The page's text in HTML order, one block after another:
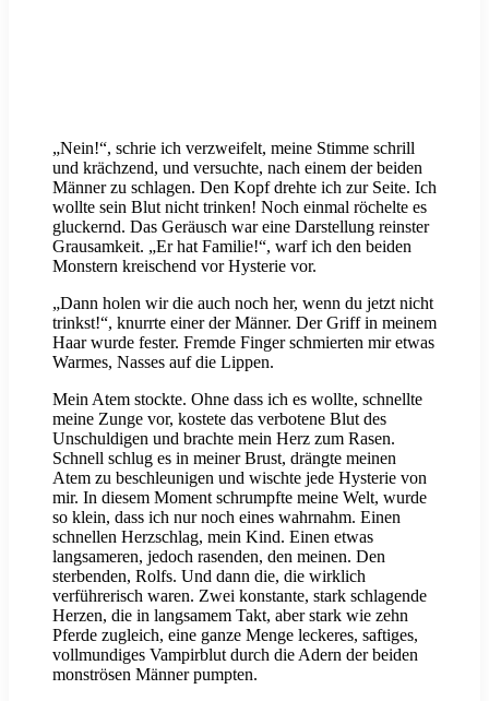
„Nein!“, schrie ich verzweifelt, meine Stimme schrill
und krächzend, und versuchte, nach einem der beiden
Männer zu schlagen. Den Kopf drehte ich zur Seite. Ich
wollte sein Blut nicht trinken! Noch einmal röchelte es
gluckernd. Das Geräusch war eine Darstellung reinster
Grausamkeit. „Er hat Familie!“, warf ich den beiden
Monstern kreischend vor Hysterie vor.
„Dann holen wir die auch noch her, wenn du jetzt nicht
trinkst!“, knurrte einer der Männer. Der Griff in meinem
Haar wurde fester. Fremde Finger schmierten mir etwas
Warmes, Nasses auf die Lippen.
Mein Atem stockte. Ohne dass ich es wollte, schnellte
meine Zunge vor, kostete das verbotene Blut des
Unschuldigen und brachte mein Herz zum Rasen.
Schnell schlug es in meiner Brust, drängte meinen
Atem zu beschleunigen und wischte jede Hysterie von
mir. In diesem Moment schrumpfte meine Welt, wurde
so klein, dass ich nur noch eines wahrnahm. Einen
schnellen Herzschlag, mein Kind. Einen etwas
langsameren, jedoch rasenden, den meinen. Den
sterbenden, Rolfs. Und dann die, die wirklich
verführerisch waren. Zwei konstante, stark schlagende
Herzen, die in langsamem Takt, aber stark wie zehn
Pferde zugleich, eine ganze Menge leckeres, saftiges,
vollmundiges Vampirblut durch die Adern der beiden
monströsen Männer pumpten.